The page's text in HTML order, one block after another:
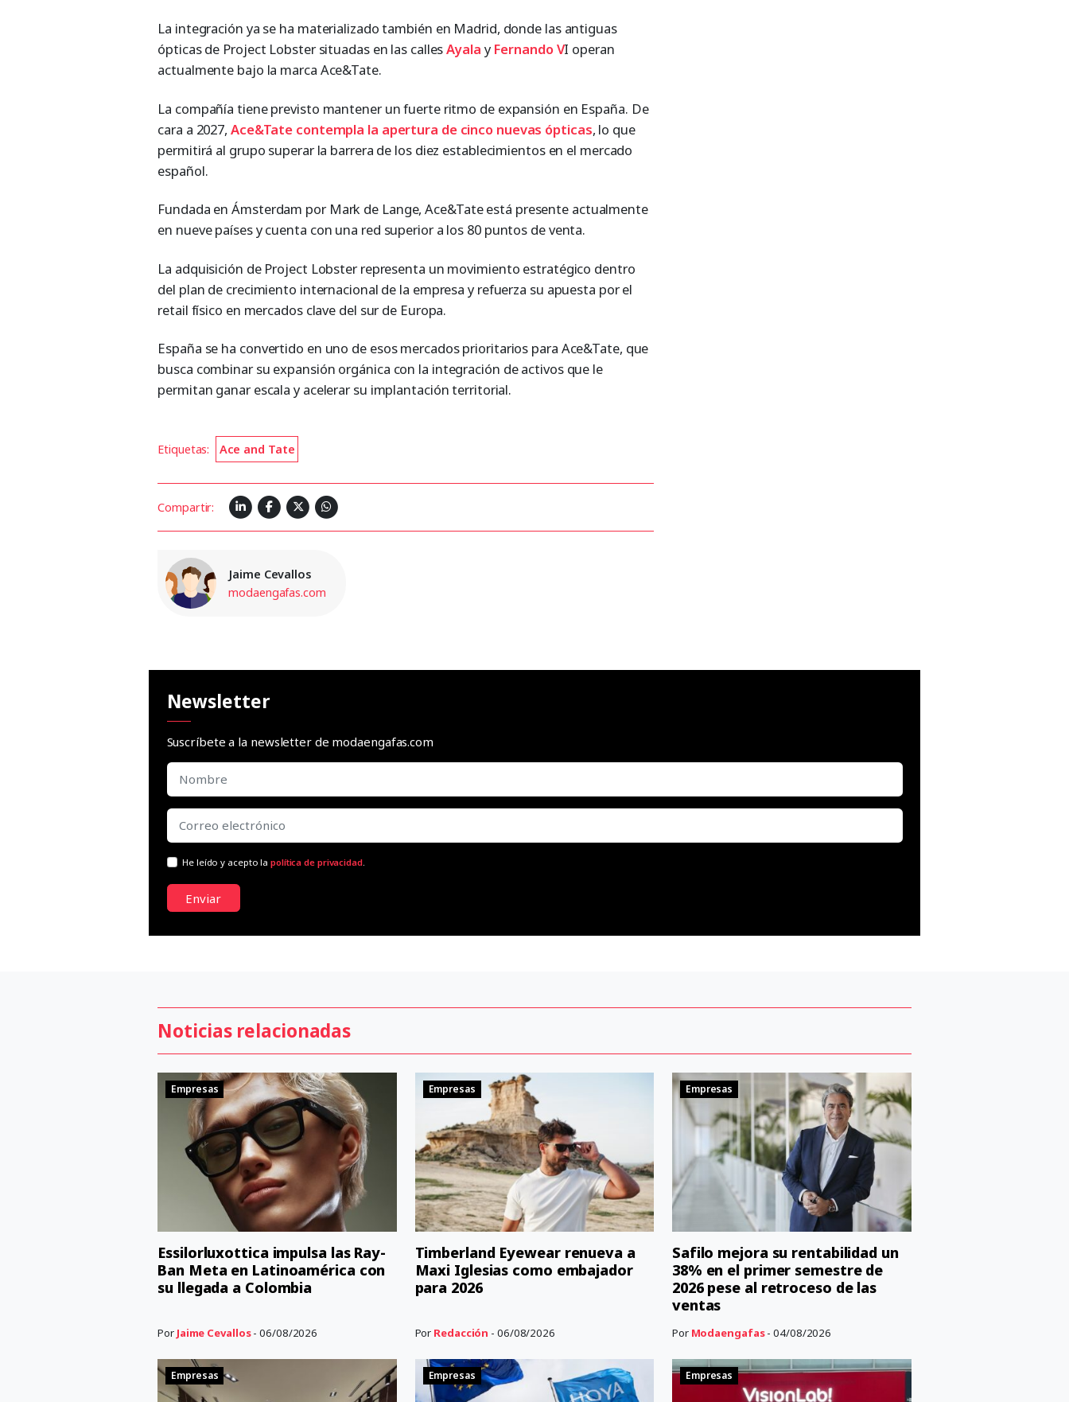
La integración ya se ha materializado también en Madrid, donde las antiguas
ópticas de Project Lobster situadas en las callesAyala y Fernando VI operan
actualmente bajo la marca Ace&Tate.
La compañía tiene previsto mantener un fuerte ritmo de expansión en España. De
cara a 2027, Ace&Tate contempla la apertura de cinco nuevas ópticas, lo que
permitirá al grupo superar la barrera de los diez establecimientos en el mercado
español.
Fundada en Ámsterdam por Mark de Lange, Ace&Tate está presente actualmente
en nueve países y cuenta con una red superior a los 80 puntos de venta.
La adquisición de Project Lobster representa un movimiento estratégico dentro
del plan de crecimiento internacional de la empresa y refuerza su apuesta por el
retail físico en mercados clave del sur de Europa.
España se ha convertido en uno de esos mercados prioritarios para Ace&Tate, que
busca combinar su expansión orgánica con la integración de activos que le
permitan ganar escala y acelerar su implantación territorial.
Etiquetas: Ace and Tate
Compartir:
Jaime Cevallos
modaengafas.com
Newsletter
Suscríbete a la newsletter de modaengafas.com
He leído y acepto lapolítica de privacidad.
Enviar
Noticias relacionadas
Empresas
Essilorluxottica impulsa las Ray-
Ban Meta en Latinoamérica con
su llegada a Colombia
Por Jaime Cevallos- 06/08/2026
Empresas
Timberland Eyewear renueva a
Maxi Iglesias como embajador
para 2026
Por Redacción - 06/08/2026
Empresas
Safilo mejora su rentabilidad un
38% en el primer semestre de
2026 pese al retroceso de las
ventas
Por Modaengafas- 04/08/2026
Empresas Empresas Empresas